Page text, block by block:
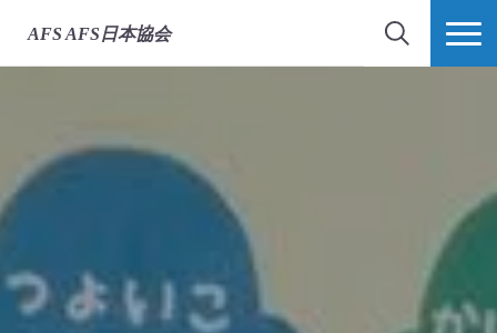
AFS AFS日本協会
検索 MORE